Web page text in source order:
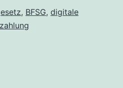
Was
Unternehmen
, BFSG, digitale